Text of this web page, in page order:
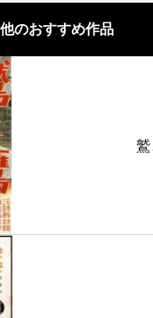
のおすすめ作品
鷲